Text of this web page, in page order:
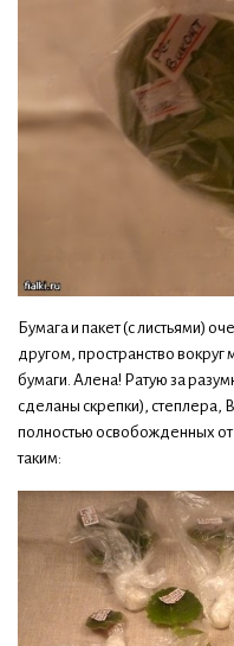
Бумага и пакет (с листьями)
другом, пространство
бумаги. Алена! Ратую за
сделаны скрепки), степлера,
полностью освобожденных
таким: